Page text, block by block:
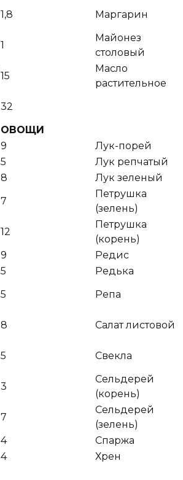
1,8
Маргарин
1
Майонез
столовый
15
Масло
растительное
32
ОВОЩИ
9
Лук-порей
5
Лук репчатый
8
Лук зеленый
7
Петрушка
(зелень)
12
Петрушка
(корень)
9
Редис
5
Редька
5
Репа
8
Салат листовой
5
Свекла
3
Сельдерей
(корень)
7
Сельдерей
(зелень)
4
Спаржа
4
Хрен